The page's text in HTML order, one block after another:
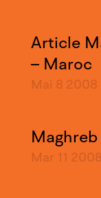
Article
– Maroc
Mai 8 2008
Mar 11 2008